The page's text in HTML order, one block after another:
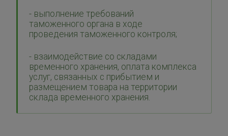
- выполнение требований
таможенного органа в ходе
проведения таможенного контроля;
- взаимодействие со складами
временного хранения, оплата комплекса
услуг, связанных с прибытием и
размещением товара на территории
склада временного хранения.